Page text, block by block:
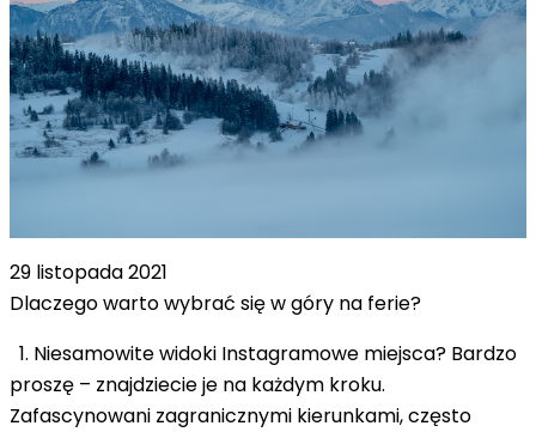
29 listopada 2021
Dlaczego warto wybrać się w góry na ferie?
1. Niesamowite widoki Instagramowe miejsca? Bardzo
proszę – znajdziecie je na każdym kroku.
Zafascynowani zagranicznymi kierunkami, często